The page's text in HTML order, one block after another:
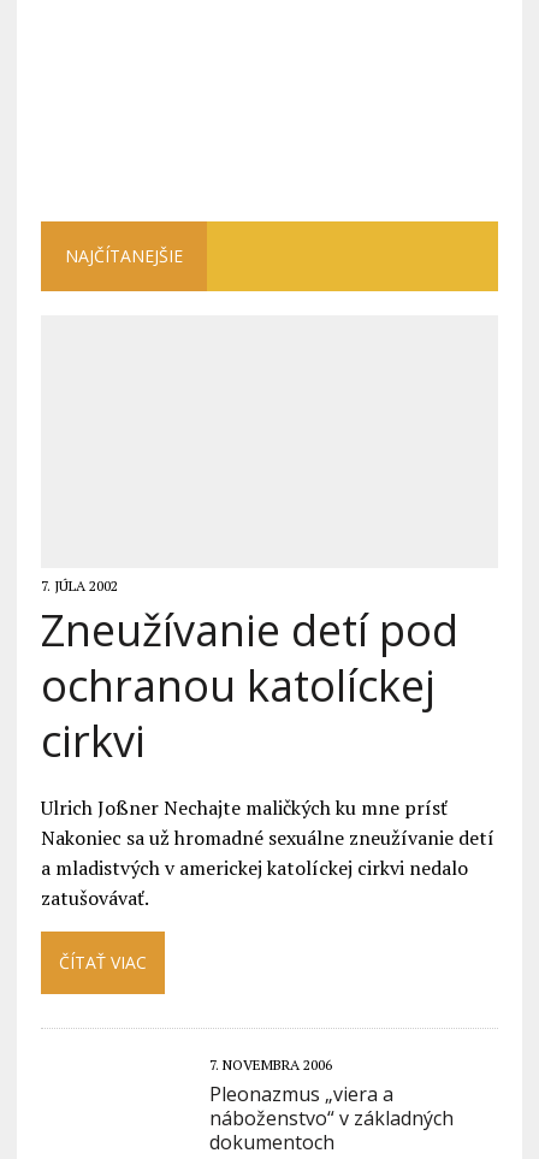
NAJČÍTANEJŠIE
7. JÚLA 2002
Zneužívanie detí pod
ochranou katolíckej
cirkvi
Ulrich Joßner Nechajte maličkých ku mne prísť
Nakoniec sa už hromadné sexuálne zneužívanie detí
a mladistvých v americkej katolíckej cirkvi nedalo
zatušovávať.
ČÍTAŤ VIAC
7. NOVEMBRA 2006
Pleonazmus „viera a
náboženstvo“ v základných
dokumentoch